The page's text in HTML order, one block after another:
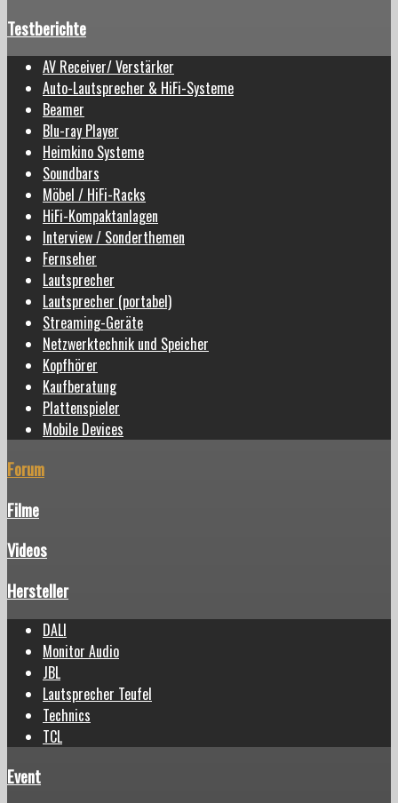
Testberichte
AV Receiver/ Verstärker
Auto-Lautsprecher & HiFi-Systeme
Beamer
Blu-ray Player
Heimkino Systeme
Soundbars
Möbel / HiFi-Racks
HiFi-Kompaktanlagen
Interview / Sonderthemen
Fernseher
Lautsprecher
Lautsprecher (portabel)
Streaming-Geräte
Netzwerktechnik und Speicher
Kopfhörer
Kaufberatung
Plattenspieler
Mobile Devices
Forum
Filme
Videos
Hersteller
DALI
Monitor Audio
JBL
Lautsprecher Teufel
Technics
TCL
Event